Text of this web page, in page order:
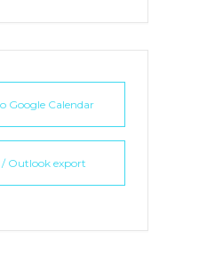
Google Calendar
/ Outlook export